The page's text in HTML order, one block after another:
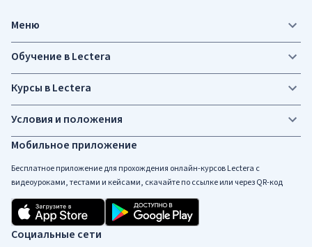
Мобильное приложение
Бесплатное приложение для прохождения онлайн-курсов Lectera c
видеоуроками, тестами и кейсами, скачайте по ссылке или через QR-код
Социальные сети
Меню
Обучение в Lectera
Курсы в Lectera
Условия и положения